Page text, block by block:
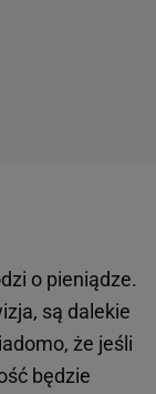
o pieniądze.
są dalekie
że jeśli
będzie